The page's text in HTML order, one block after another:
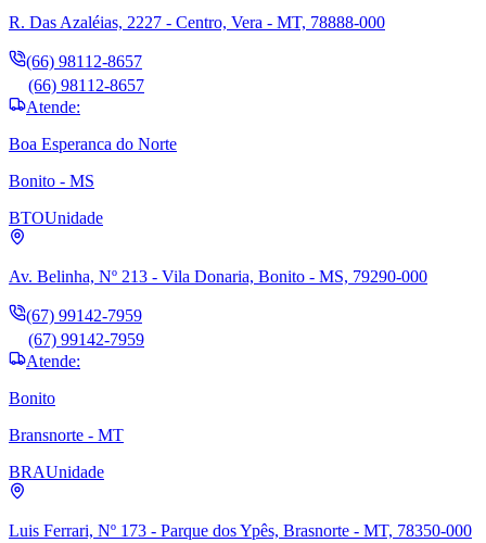
R. Das Azaléias, 2227 - Centro, Vera - MT, 78888-000
(66) 98112-8657
(66) 98112-8657
Atende:
Boa Esperanca do Norte
Bonito - MS
BTOUnidade
Av. Belinha, Nº 213 - Vila Donaria, Bonito - MS, 79290-000
(67) 99142-7959
(67) 99142-7959
Atende:
Bonito
Bransnorte - MT
BRAUnidade
Luis Ferrari, Nº 173 - Parque dos Ypês, Brasnorte - MT, 78350-000